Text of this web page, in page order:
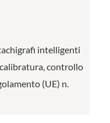
intelligenti
controllo
(UE) n.